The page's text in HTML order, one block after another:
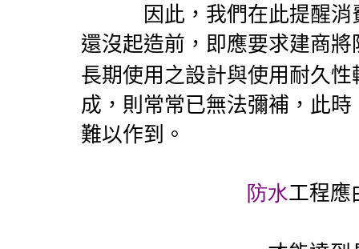
因此，我們在此提醒消費
還沒起造前，即應要求建商
長期使用之設計與使用耐久
成，則常常已無法彌補，此
難以作到。
防水工程應